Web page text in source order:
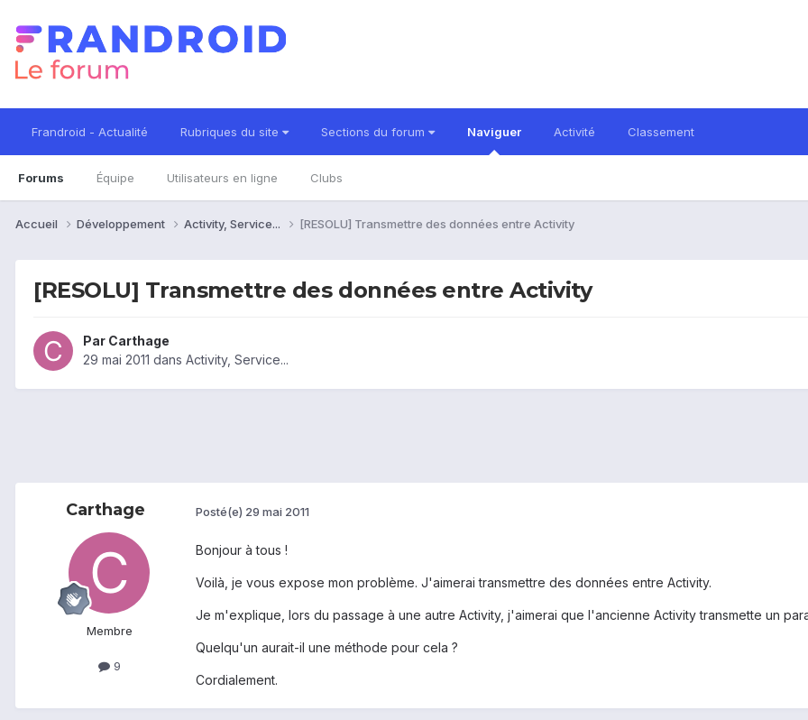
Frandroid - Actualité Rubriques du site Sections du forum Naviguer
Forums Équipe Utilisateurs en ligne Clubs
Activité Classement
Accueil Développement Activity, Service... [RESOLU] Transmettre des données entre Activity
[RESOLU] Transmettre des données entre Activity
Par Carthage
29 mai 2011 dans Activity, Service...
Carthage
Membre
9
Posté(e) 29 mai 2011
Bonjour à tous !
Voilà, je vous expose mon problème. J'aimerai transmettre des données entre Activity.
Je m'explique, lors du passage à une autre Activity, j'aimerai que l'ancienne Activity transmette un
Quelqu'un aurait-il une méthode pour cela ?
Cordialement.